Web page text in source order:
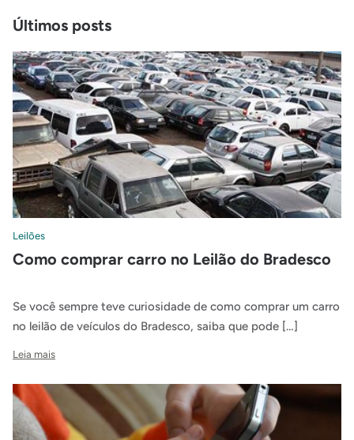
Últimos posts
Leilões
Como comprar carro no Leilão do Bradesco
Se você sempre teve curiosidade de como comprar um carro
no leilão de veículos do Bradesco, saiba que pode […]
Leia mais